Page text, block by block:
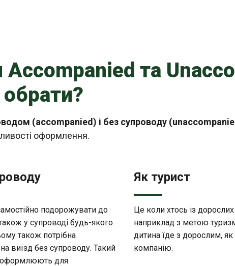
Accompanied та
(accompanied) і без супроводу
оформлення.
подорожувати до
у супроводі будь-якого
також потрібна
виїзд без супроводу. Такий
оформлюють для
Як турист
Це коли хтось із
наприклад з метою
дитина їде з дорослим,
компанію.